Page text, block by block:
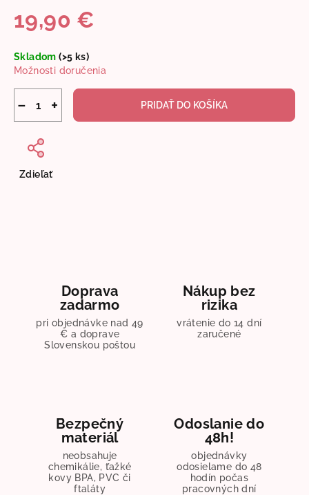
19,90 €
cena:
Skladom(>5 ks)
Možnosti doručenia
+
− PRIDAŤ DO KOŠÍKA
Zdieľať
Doprava
zadarmo
pri objednávke nad 49
€ a doprave
Slovenskou poštou
Nákup bez
rizika
vrátenie do 14 dní
zaručené
Bezpečný
materiál
neobsahuje
chemikálie, ťažké
kovy BPA, PVC či
ftaláty
Odoslanie do
48h!
objednávky
odosielame do 48
hodín počas
pracovných dní